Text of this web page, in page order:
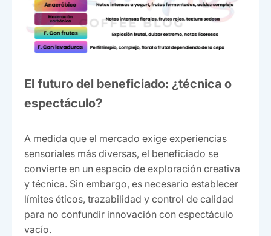
El futuro del beneficiado: ¿técnica o
espectáculo?
A medida que el mercado exige experiencias
sensoriales más diversas, el beneficiado se
convierte en un espacio de exploración creativa
y técnica. Sin embargo, es necesario establecer
límites éticos, trazabilidad y control de calidad
para no confundir innovación con espectáculo
vacío.